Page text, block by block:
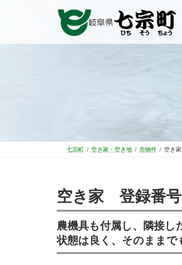
七宗町 空き家・空き地 売物件 空き
空き家 登録番
農機具も付属し、隣接し
状態は良く、そのまま